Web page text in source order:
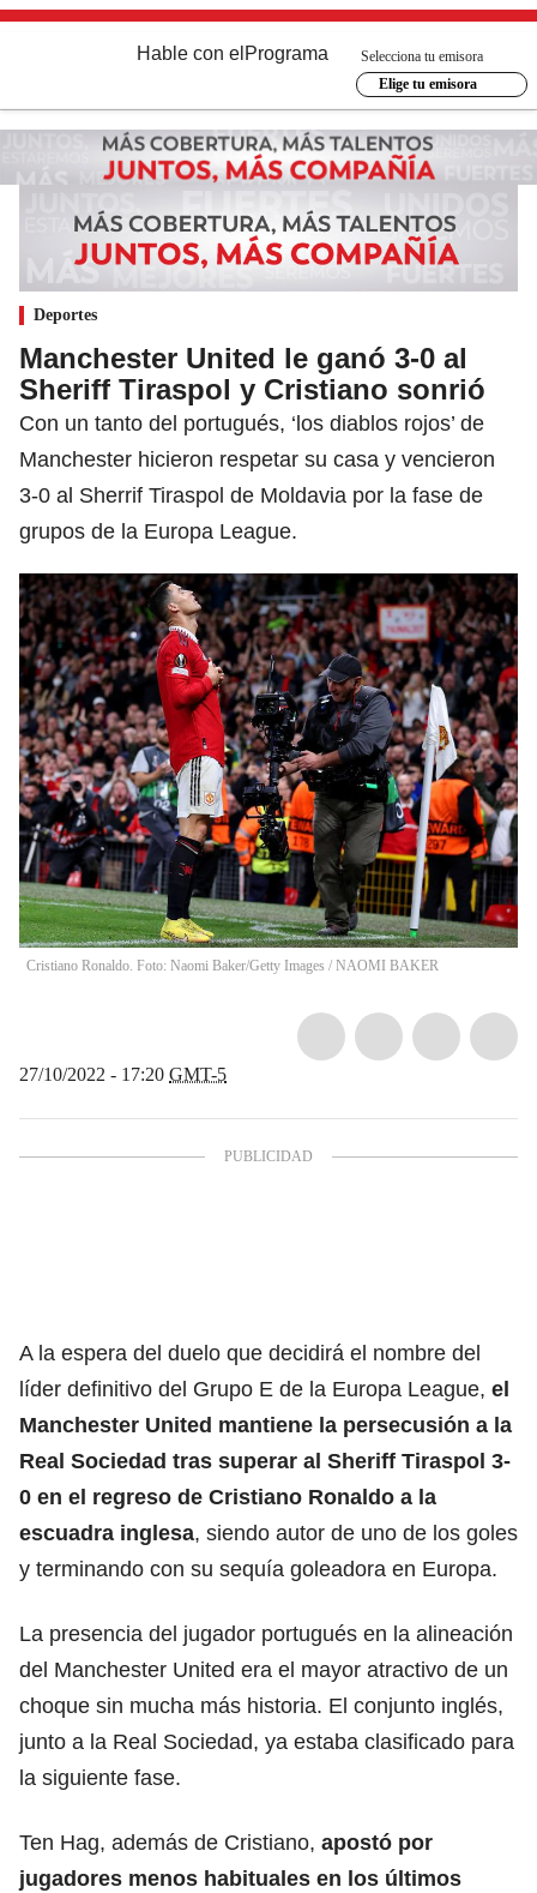
Hable con el Programa
Selecciona tu emisora
Elige tu emisora
Deportes
Manchester United le ganó 3-0 al
Sheriff Tiraspol y Cristiano sonrió
Con un tanto del portugués, ‘los diablos rojos’ de
Manchester hicieron respetar su casa y vencieron
3-0 al Sherrif Tiraspol de Moldavia por la fase de
grupos de la Europa League.
Cristiano Ronaldo. Foto: Naomi Baker/Getty Images / NAOMI BAKER
27/10/2022 - 17:20 GMT-5
A la espera del duelo que decidirá el nombre del
líder definitivo del Grupo E de la Europa League, el
Manchester United mantiene la persecusión a la
Real Sociedad tras superar al Sheriff Tiraspol 3-
0 en el regreso de Cristiano Ronaldo a la
escuadra inglesa, siendo autor de uno de los goles
y terminando con su sequía goleadora en Europa.
La presencia del jugador portugués en la alineación
del Manchester United era el mayor atractivo de un
choque sin mucha más historia. El conjunto inglés,
junto a la Real Sociedad, ya estaba clasificado para
la siguiente fase.
Ten Hag, además de Cristiano, apostó por
jugadores menos habituales en los últimos